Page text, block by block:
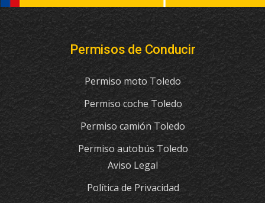
Permisos de Conducir
Permiso moto Toledo
Permiso coche Toledo
Permiso camión Toledo
Permiso autobús Toledo
Aviso Legal
Política de Privacidad